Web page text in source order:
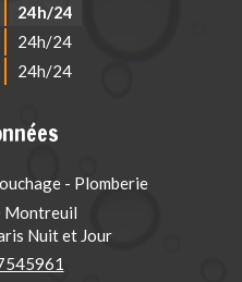
24h/24
24h/24
24h/24
- Plomberie
Montreuil
Nuit et Jour